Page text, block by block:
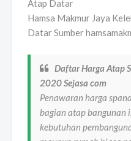
Hamsa Makmur Jaya
Datar Sumber
Daftar Harga Atap
2020 Sejasa com
Penawaran harga
bagian atap bangunan
kebutuhan